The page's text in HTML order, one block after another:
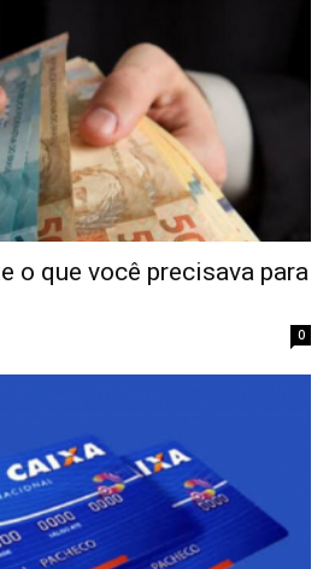
o que você precisava para
0